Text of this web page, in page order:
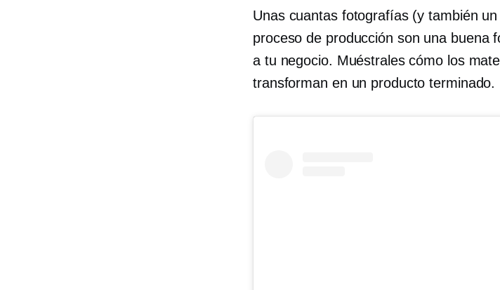
Unas cuantas fotografías (y también
proceso de producción son una buena
a tu negocio. Muéstrales cómo los
transforman en un producto terminado.